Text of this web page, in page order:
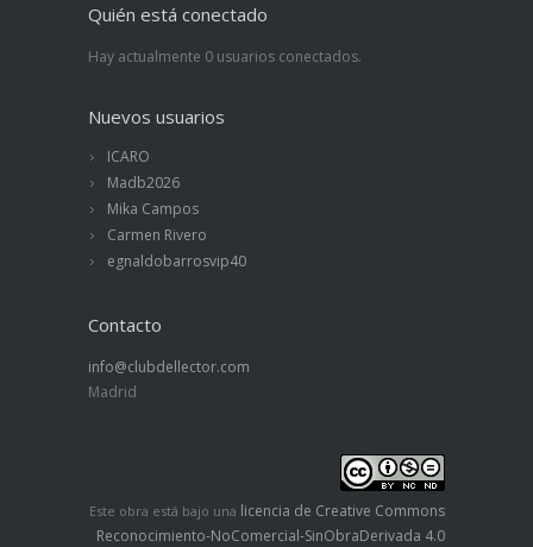
Quién está conectado
Hay actualmente 0 usuarios conectados.
Nuevos usuarios
ICARO
Madb2026
Mika Campos
Carmen Rivero
egnaldobarrosvip40
Contacto
info@clubdellector.com
Madrid
Este obra está bajo una licencia de Creative Commons
Reconocimiento-NoComercial-SinObraDerivada 4.0